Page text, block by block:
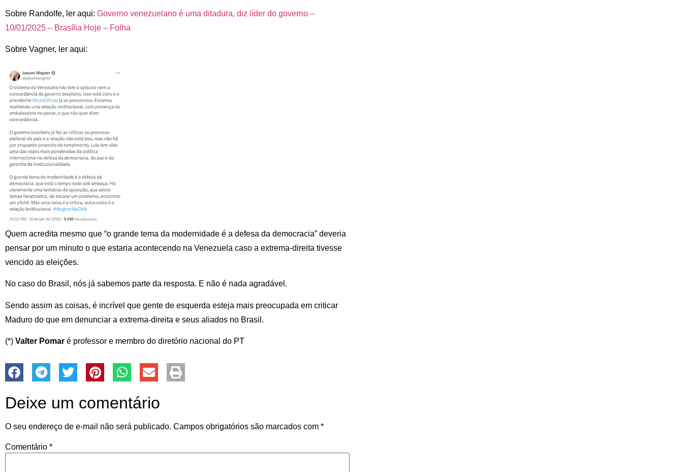
Sobre Randolfe, ler aqui: Governo venezuelano é uma ditadura, diz líder do governo –
10/01/2025 – Brasília Hoje – Folha
Sobre Vagner, ler aqui:
Quem acredita mesmo que “o grande tema da modernidade é a defesa da democracia” deveria
pensar por um minuto o que estaria acontecendo na Venezuela caso a extrema-direita tivesse
vencido as eleições.
No caso do Brasil, nós já sabemos parte da resposta. E não é nada agradável.
Sendo assim as coisas, é incrível que gente de esquerda esteja mais preocupada em criticar
Maduro do que em denunciar a extrema-direita e seus aliados no Brasil.
(*) Valter Pomar é professor e membro do diretório nacional do PT
Deixe um comentário
O seu endereço de e-mail não será publicado. Campos obrigatórios são marcados com *
Comentário *